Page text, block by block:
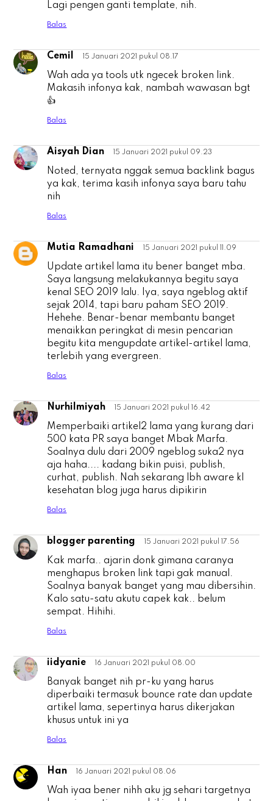
Lagi pengen ganti template, nih.
Balas
C Cemil 15 Januari 2021 pukul 08.17
Wah ada ya tools utk ngecek broken link.
Makasih infonya kak, nambah wawasan bgt
👍
Balas
A Aisyah Dian 15 Januari 2021 pukul 09.23
Noted, ternyata nggak semua backlink bagus
ya kak, terima kasih infonya saya baru tahu
nih
Balas
M Mutia Ramadhani 15 Januari 2021 pukul 11.09
Update artikel lama itu bener banget mba.
Saya langsung melakukannya begitu saya
kenal SEO 2019 lalu. Iya, saya ngeblog aktif
sejak 2014, tapi baru paham SEO 2019.
Hehehe. Benar-benar membantu banget
menaikkan peringkat di mesin pencarian
begitu kita mengupdate artikel-artikel lama,
terlebih yang evergreen.
Balas
N Nurhilmiyah 15 Januari 2021 pukul 16.42
Memperbaiki artikel2 lama yang kurang dari
500 kata PR saya banget Mbak Marfa.
Soalnya dulu dari 2009 ngeblog suka2 nya
aja haha.... kadang bikin puisi, publish,
curhat, publish. Nah sekarang lbh aware kl
kesehatan blog juga harus dipikirin
Balas
b blogger parenting 15 Januari 2021 pukul 17.56
Kak marfa.. ajarin donk gimana caranya
menghapus broken link tapi gak manual.
Soalnya banyak banget yang mau dibersihin.
Kalo satu-satu akutu capek kak.. belum
sempat. Hihihi.
Balas
i iidyanie 16 Januari 2021 pukul 08.00
Banyak banget nih pr-ku yang harus
diperbaiki termasuk bounce rate dan update
artikel lama, sepertinya harus dikerjakan
khusus untuk ini ya
Balas
H Han 16 Januari 2021 pukul 08.06
Wah iyaa bener nihh aku jg sehari targetnya